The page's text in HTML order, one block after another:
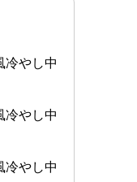
冷やし中
冷やし中
冷やし中